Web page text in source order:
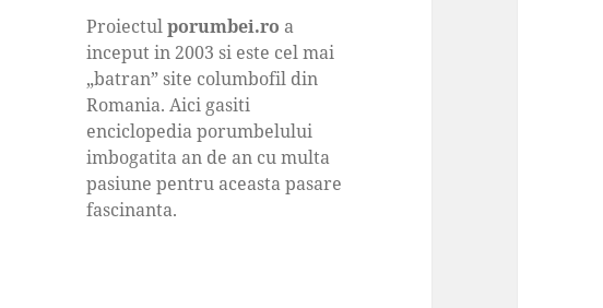
Proiectulporumbei.ro a
inceput in 2003 si este cel mai
„batran” site columbofil din
Romania. Aici gasiti
enciclopedia porumbelului
imbogatita an de an cu multa
pasiune pentru aceasta pasare
fascinanta.